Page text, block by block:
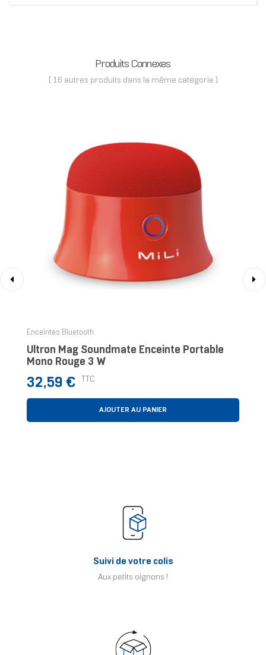
Produits Connexes
( 16 autres produits dans la même catégorie )
Enceintes Bluetooth
Ultron Mag Soundmate Enceinte Portable
Mono Rouge 3 W
Prix
32,59 € TTC
AJOUTER AU PANIER
Suivi de votre colis
Aux petits oignons !